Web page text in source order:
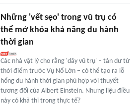
Những 'vết sẹo' trong vũ trụ có
thể mở khóa khả năng du hành
thời gian
Các nhà vật lý cho rằng 'dây vũ trụ' – tàn dư từ
thời điểm trước Vụ Nổ Lớn – có thể tạo ra lỗ
hổng du hành thời gian phù hợp với thuyết
tương đối của Albert Einstein. Nhưng liệu điều
này có khả thi trong thực tế?